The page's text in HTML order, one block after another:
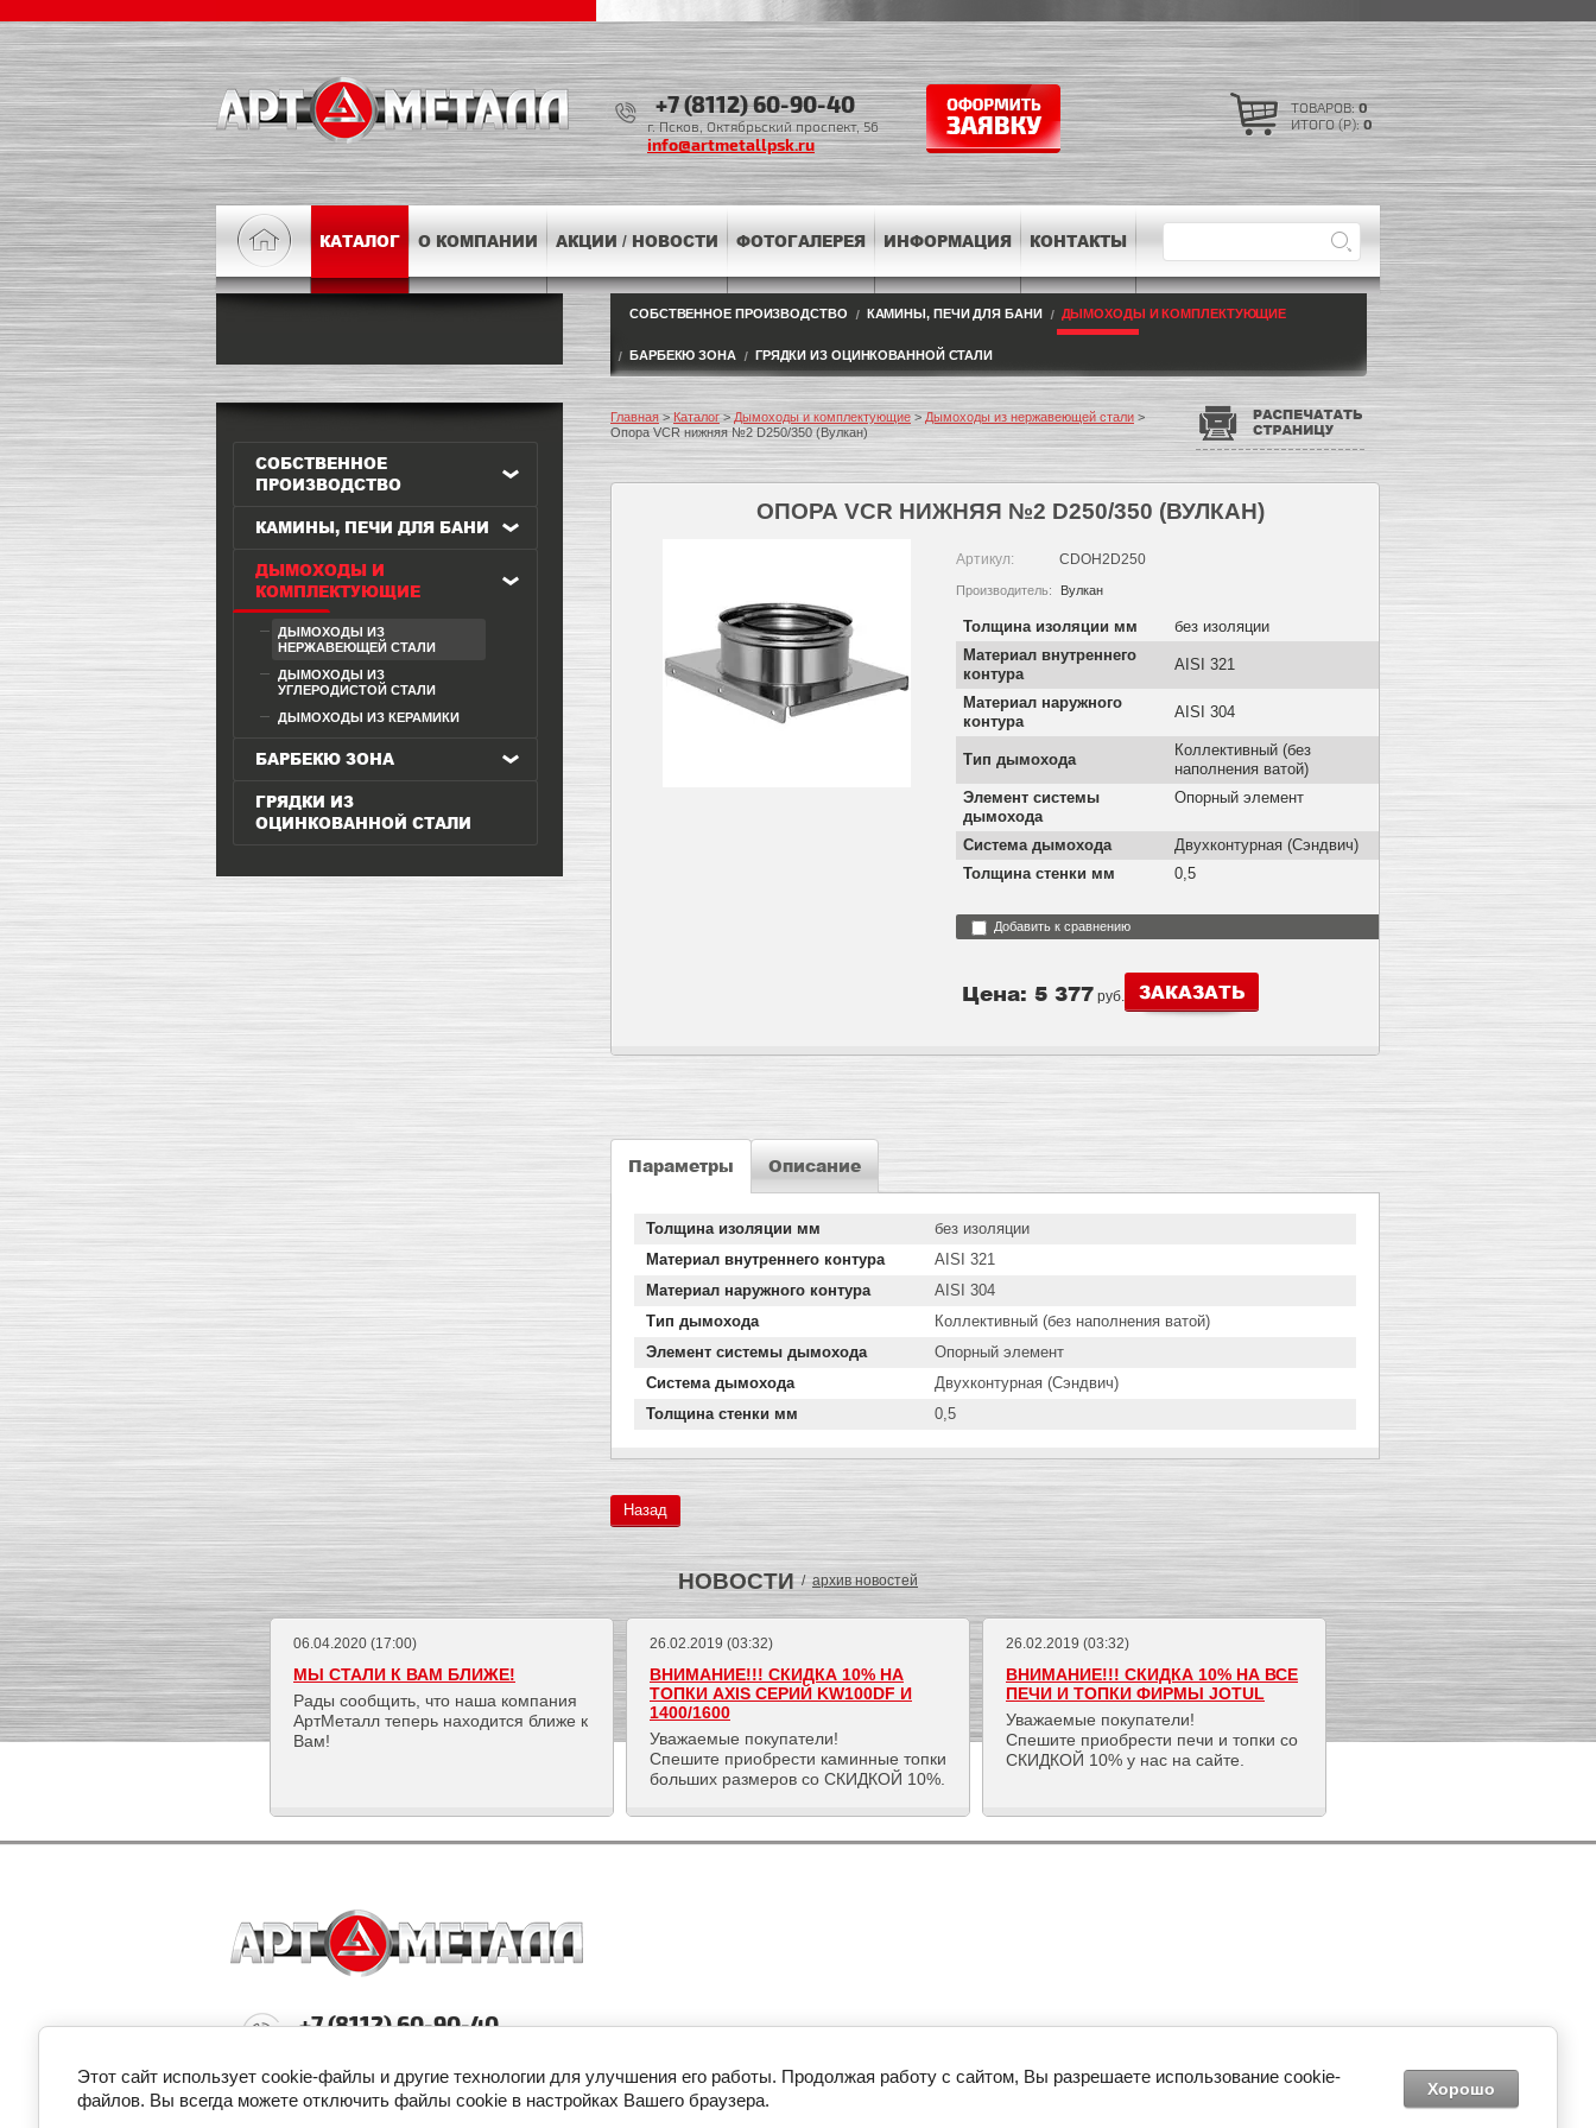
+7 (8112) 60-90-40
г. Псков, Октябрьский проспект, 56
info@artmetallpsk.ru
ТОВАРОВ:0
ИТОГО (Р):0
КАТАЛОГ О КОМПАНИИ АКЦИИ / НОВОСТИ ФОТОГАЛЕРЕЯ ИНФОРМАЦИЯ КОНТАКТЫ
СОБСТВЕННОЕ ПРОИЗВОДСТВО КАМИНЫ, ПЕЧИ ДЛЯ БАНИ ДЫМОХОДЫ И КОМПЛЕКТУЮЩИЕ
БАРБЕКЮ ЗОНА ГРЯДКИ ИЗ ОЦИНКОВАННОЙ СТАЛИ
Главная>Каталог>Дымоходы и комплектующие > Дымоходы из нержавеющей стали >
Опора VCR нижняя №2 D250/350 (Вулкан)
ОПОРА VCR НИЖНЯЯ №2 D250/350 (ВУЛКАН)
Артикул: CDOH2D250
Производитель: Вулкан
Толщина изоляции мм
без изоляции
Материал внутреннего
контура
AISI 321
Материал наружного
контура
AISI 304
Тип дымохода
Коллективный (без
наполнения ватой)
Элемент системы
дымохода
Опорный элемент
Система дымохода
Двухконтурная (Сэндвич)
Толщина стенки мм
0,5
Добавить к сравнению
Цена: 5 377 руб. Количество:
− +
ЗАКАЗАТЬ
Параметры Описание
Толщина изоляции мм
без изоляции
Материал внутреннего контура
AISI 321
Материал наружного контура
AISI 304
Тип дымохода
Коллективный (без наполнения ватой)
Элемент системы дымохода
Опорный элемент
Система дымохода
Двухконтурная (Сэндвич)
Толщина стенки мм
0,5
Назад
СОБСТВЕННОЕ
ПРОИЗВОДСТВО
КАМИНЫ, ПЕЧИ ДЛЯ БАНИ
ДЫМОХОДЫ И
КОМПЛЕКТУЮЩИЕ
ДЫМОХОДЫ ИЗ
НЕРЖАВЕЮЩЕЙ СТАЛИ
ДЫМОХОДЫ ИЗ
УГЛЕРОДИСТОЙ СТАЛИ
ДЫМОХОДЫ ИЗ КЕРАМИКИ
БАРБЕКЮ ЗОНА
ГРЯДКИ ИЗ
ОЦИНКОВАННОЙ СТАЛИ
НОВОСТИ / архив новостей
06.04.2020 (17:00)
МЫ СТАЛИ К ВАМ БЛИЖЕ!
Рады сообщить, что наша компания
АртМеталл теперь находится ближе к
Вам!
26.02.2019 (03:32)
ВНИМАНИЕ!!! СКИДКА 10% НА
ТОПКИ AXIS СЕРИЙ KW100DF И
1400/1600
Уважаемые покупатели!
Спешите приобрести каминные топки
больших размеров со СКИДКОЙ 10%.
26.02.2019 (03:32)
ВНИМАНИЕ!!! СКИДКА 10% НА ВСЕ
ПЕЧИ И ТОПКИ ФИРМЫ JOTUL
Уважаемые покупатели!
Спешите приобрести печи и топки со
СКИДКОЙ 10% у нас на сайте.
+7 (8112) 60-90-40
info@artmetallpsk.ru
Этот сайт использует cookie-файлы и другие технологии для улучшения его работы. Продолжая работу с сайтом, Вы разрешаете использование cookie-
файлов. Вы всегда можете отключить файлы cookie в настройках Вашего браузера.
Хорошо